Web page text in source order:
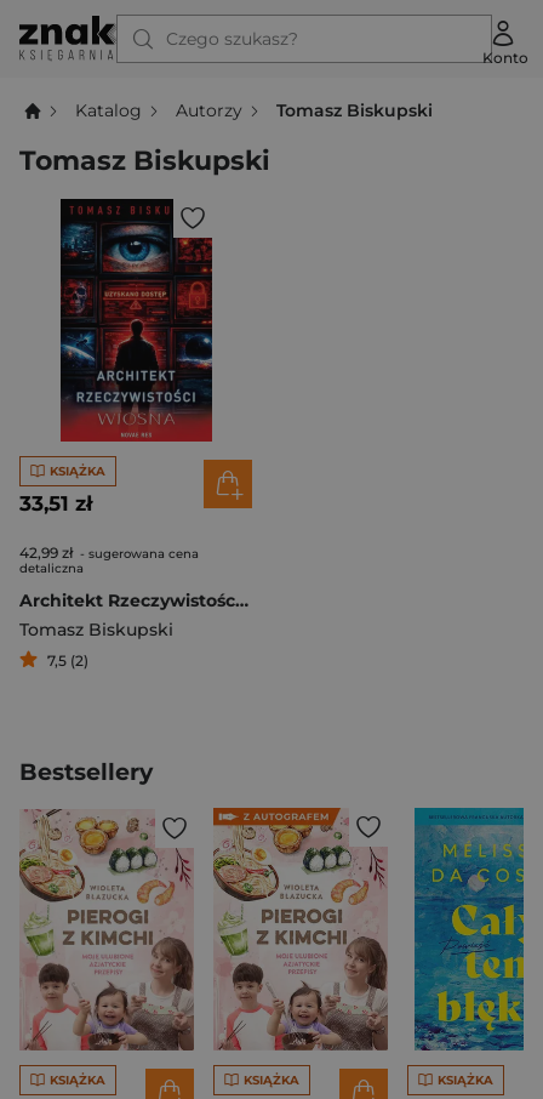
Czego szukasz?
Konto
Katalog Autorzy Tomasz Biskupski
Tomasz Biskupski
KSIĄŻKA
33,51 zł
42,99 zł - sugerowana cena
detaliczna
Architekt Rzeczywistości. Wiosna
Tomasz Biskupski
7,5 (2)
Bestsellery
KSIĄŻKA KSIĄŻKA KSIĄŻKA